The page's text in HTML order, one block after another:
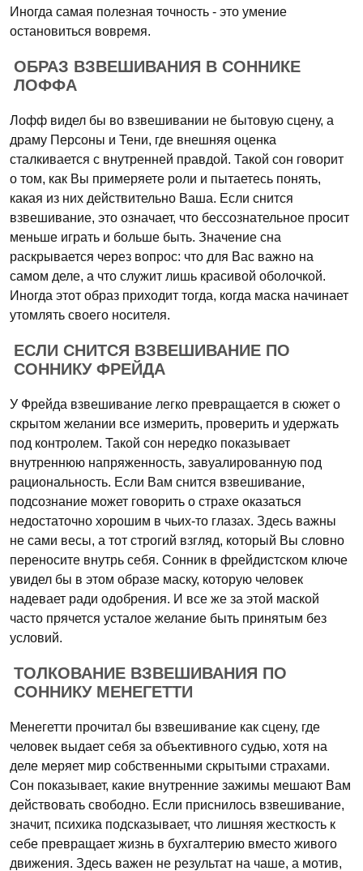
Иногда самая полезная точность - это умение
остановиться вовремя.
ОБРАЗ ВЗВЕШИВАНИЯ В СОННИКЕ
ЛОФФА
Лофф видел бы во взвешивании не бытовую сцену, а
драму Персоны и Тени, где внешняя оценка
сталкивается с внутренней правдой. Такой сон говорит
о том, как Вы примеряете роли и пытаетесь понять,
какая из них действительно Ваша. Если снится
взвешивание, это означает, что бессознательное просит
меньше играть и больше быть. Значение сна
раскрывается через вопрос: что для Вас важно на
самом деле, а что служит лишь красивой оболочкой.
Иногда этот образ приходит тогда, когда маска начинает
утомлять своего носителя.
ЕСЛИ СНИТСЯ ВЗВЕШИВАНИЕ ПО
СОННИКУ ФРЕЙДА
У Фрейда взвешивание легко превращается в сюжет о
скрытом желании все измерить, проверить и удержать
под контролем. Такой сон нередко показывает
внутреннюю напряженность, завуалированную под
рациональность. Если Вам снится взвешивание,
подсознание может говорить о страхе оказаться
недостаточно хорошим в чьих-то глазах. Здесь важны
не сами весы, а тот строгий взгляд, который Вы словно
переносите внутрь себя. Сонник в фрейдистском ключе
увидел бы в этом образе маску, которую человек
надевает ради одобрения. И все же за этой маской
часто прячется усталое желание быть принятым без
условий.
ТОЛКОВАНИЕ ВЗВЕШИВАНИЯ ПО
СОННИКУ МЕНЕГЕТТИ
Менегетти прочитал бы взвешивание как сцену, где
человек выдает себя за объективного судью, хотя на
деле меряет мир собственными скрытыми страхами.
Сон показывает, какие внутренние зажимы мешают Вам
действовать свободно. Если приснилось взвешивание,
значит, психика подсказывает, что лишняя жесткость к
себе превращает жизнь в бухгалтерию вместо живого
движения. Здесь важен не результат на чаше, а мотив,